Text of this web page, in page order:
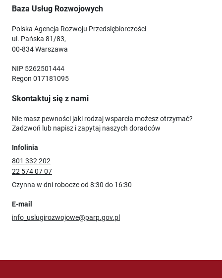
Baza Usług Rozwojowych
Polska Agencja Rozwoju Przedsiębiorczości
ul. Pańska 81/83,
00-834 Warszawa
NIP 5262501444
Regon 017181095
Skontaktuj się z nami
Nie masz pewności jaki rodzaj wsparcia możesz otrzymać?
Zadzwoń lub napisz i zapytaj naszych doradców
Infolinia
801 332 202
22 574 07 07
Czynna w dni robocze od 8:30 do 16:30
E-mail
info_uslugirozwojowe@parp.gov.pl